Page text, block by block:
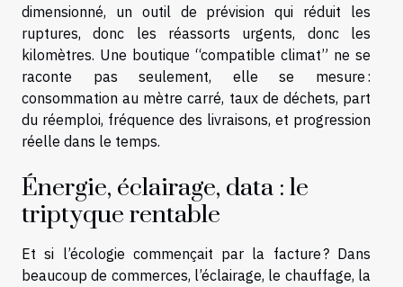
dimensionné, un outil de prévision qui réduit les
ruptures, donc les réassorts urgents, donc les
kilomètres. Une boutique “compatible climat” ne se
raconte pas seulement, elle se mesure :
consommation au mètre carré, taux de déchets, part
du réemploi, fréquence des livraisons, et progression
réelle dans le temps.
Énergie, éclairage, data : le
triptyque rentable
Et si l’écologie commençait par la facture ? Dans
beaucoup de commerces, l’éclairage, le chauffage, la